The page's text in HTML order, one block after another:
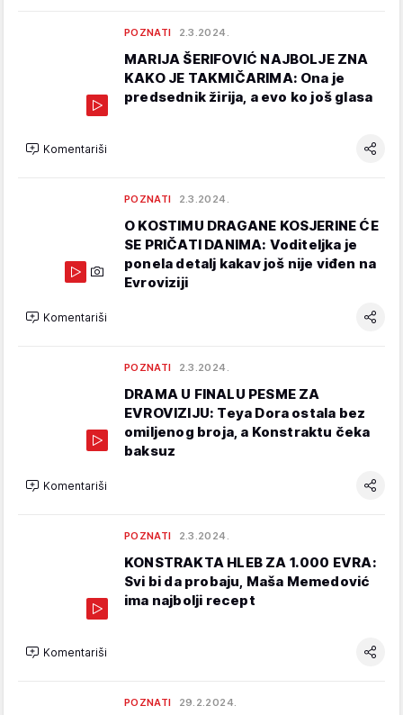
POZNATI 2.3.2024.
MARIJA ŠERIFOVIĆ NAJBOLJE ZNA
KAKO JE TAKMIČARIMA: Ona je
predsednik žirija, a evo ko još glasa
Komentariši
POZNATI 2.3.2024.
O KOSTIMU DRAGANE KOSJERINE ĆE
SE PRIČATI DANIMA: Voditeljka je
ponela detalj kakav još nije viđen na
Evroviziji
Komentariši
POZNATI 2.3.2024.
DRAMA U FINALU PESME ZA
EVROVIZIJU: Teya Dora ostala bez
omiljenog broja, a Konstraktu čeka
baksuz
Komentariši
POZNATI 2.3.2024.
KONSTRAKTA HLEB ZA 1.000 EVRA:
Svi bi da probaju, Maša Memedović
ima najbolji recept
Komentariši
POZNATI 29.2.2024.